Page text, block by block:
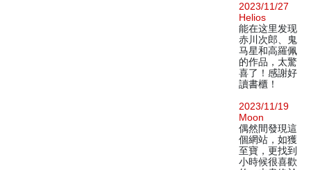
2023/11/27
Helios
能在这里发现
赤川次郎、鬼
马星和高羅佩
的作品，太驚
喜了！感謝好
讀書櫃！
2023/11/19
Moon
偶然間發現這
個網站，如獲
至寶，更找到
小時候很喜歡